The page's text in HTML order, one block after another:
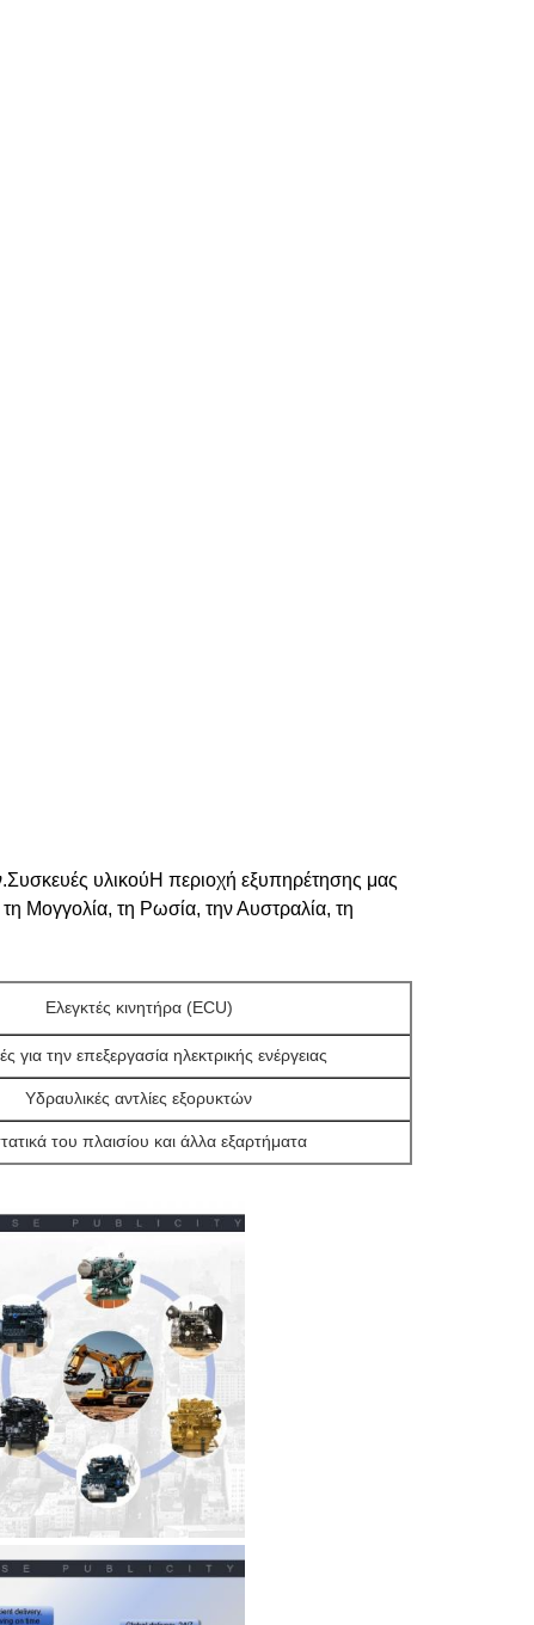
υλικούΗ περιοχή εξυπηρέτησης μας
Μογγολία, τη Ρωσία, την Αυστραλία, τη
Ελεγκτές κινητήρα (ECU)
για την επεξεργασία ηλεκτρικής ενέργειας
Υδραυλικές αντλίες εξορυκτών
του πλαισίου και άλλα εξαρτήματα